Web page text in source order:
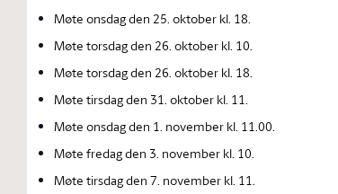
Møte onsdag den 25. oktober kl. 18.
Møte torsdag den 26. oktober kl. 10.
Møte torsdag den 26. oktober kl. 18.
Møte tirsdag den 31. oktober kl. 11.
Møte onsdag den 1. november kl. 11.00.
Møte fredag den 3. november kl. 10.
Møte tirsdag den 7. november kl. 11.